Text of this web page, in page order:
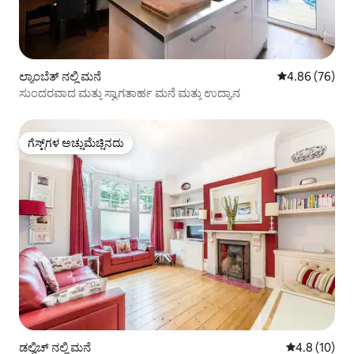
ಲ್ಯಾಂಬೆತ್ ನಲ್ಲಿ ಮನೆ 5 ರಲ್ಲಿ 4.86
4.86 (76)
ಸುಂದರವಾದ ಮತ್ತು ಸ್ವಾಗತಾರ್ಹ ಮನೆ ಮತ್ತು ಉದ್ಯಾನ
ಗೆಸ್ಟ್‌ಗಳ ಅಚ್ಚುಮೆಚ್ಚಿನದು
ಗೆಸ್ಟ್‌ಗಳ ಅಚ್ಚುಮೆಚ್ಚಿನದು
ಡಲ್ವಿಚ್ ನಲ್ಲಿ ಮನೆ 5 ರಲ್ಲಿ 4.8
4.8 (10)